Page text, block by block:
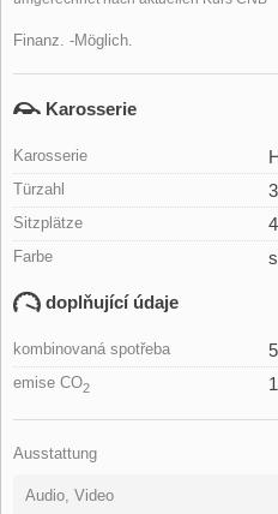
Finanz. -Möglich.
Karosserie
Karosserie
Türzahl 3
Sitzplätze 4
Farbe
doplňující údaje
kombinovaná spotřeba
emise CO2
Ausstattung
Audio, Video